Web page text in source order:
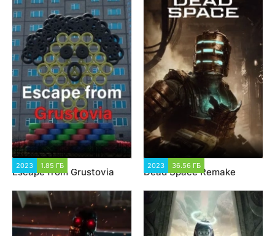
2023 1.85 ГБ
Escape from Grustovia
2023 36.56 ГБ
Dead Space Remake